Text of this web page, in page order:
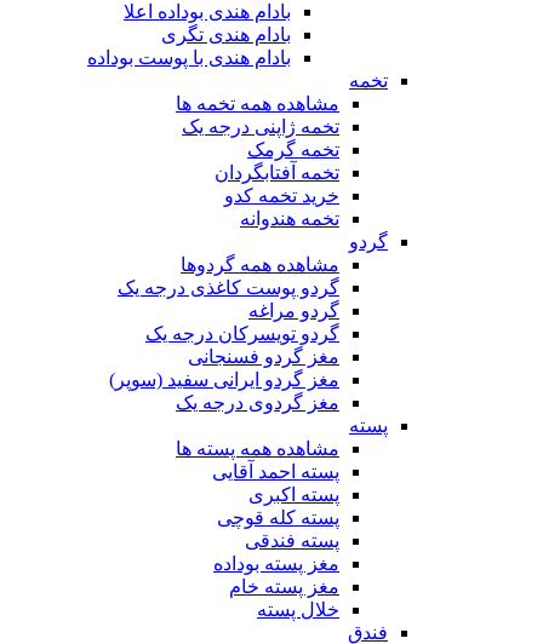
بادام هندی بوداده اعلا
بادام هندی تگری
بادام هندی با پوست بوداده
تخمه
مشاهده همه تخمه ها
تخمه ژاپنی درجه یک
تخمه گرمک
تخمه آفتابگردان
خرید تخمه کدو
تخمه هندوانه
گردو
مشاهده همه گردوها
گردو پوست کاغذی درجه یک
گردو مراغه
گردو تویسرکان درجه یک
مغز گردو فسنجانی
مغز گردو ایرانی سفید (سوپر)
مغز گردوی درجه یک
پسته
مشاهده همه پسته ها
پسته احمد آقایی
پسته اکبری
پسته کله قوچی
پسته فندقی
مغز پسته بوداده
مغز پسته خام
خلال پسته
فندق